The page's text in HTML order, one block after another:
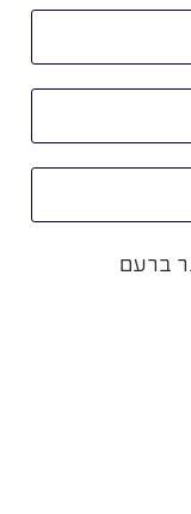
ברעם